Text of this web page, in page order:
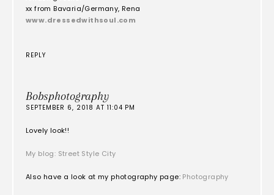
xx from Bavaria/Germany, Rena
www.dressedwithsoul.com
REPLY
Bobsphotography
SEPTEMBER 6, 2018 AT 11:04 PM
Lovely look!!
My blog: Street Style City
Also have a look at my photography page: Photography